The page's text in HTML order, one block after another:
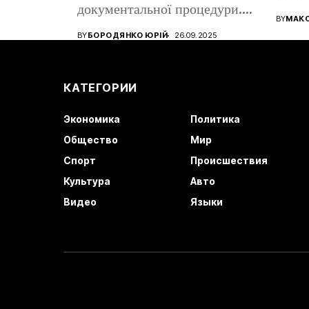
документальної процедури.
Від того, наскільки...
BYБОРОДЯНКО ЮРІЙ 26.09.2025
все
BY
КАТЕГОРИИ
Экономика
Политика
Общество
Мир
Спорт
Происшествия
Культура
Авто
Видео
Языки